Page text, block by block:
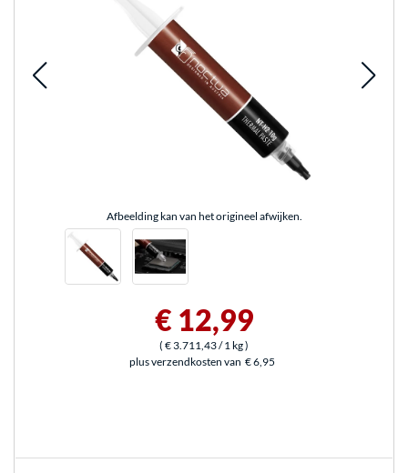
Afbeelding kan van het origineel afwijken.
€ 12,99
( € 3.711,43/ 1 kg)
plus verzendkosten van € 6,95